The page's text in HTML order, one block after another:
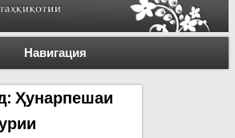
Навигация
Ҳунарпешаи